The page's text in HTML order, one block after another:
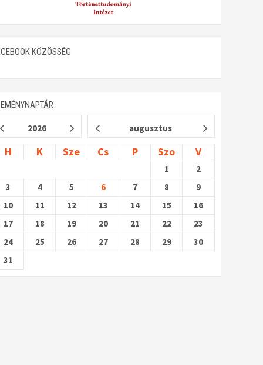
KÖZÖSSÉG
2026 augusztus
H K Sze Cs P Szo V
1
2
3
4 5 6 7 8
9
10
11 12 13 14 15
16
17
18 19 20 21 22
23
24
25 26 27 28 29
30
31